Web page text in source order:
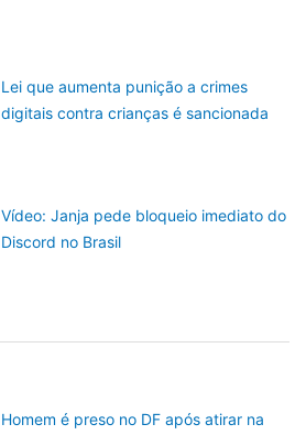
Lei que aumenta punição a crimes
digitais contra crianças é sancionada
Vídeo: Janja pede bloqueio imediato do
Discord no Brasil
Homem é preso no DF após atirar na